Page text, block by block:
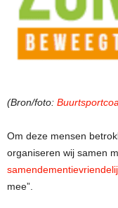
(Bron/foto:
Om deze mensen
organiseren wij samen
mee”.